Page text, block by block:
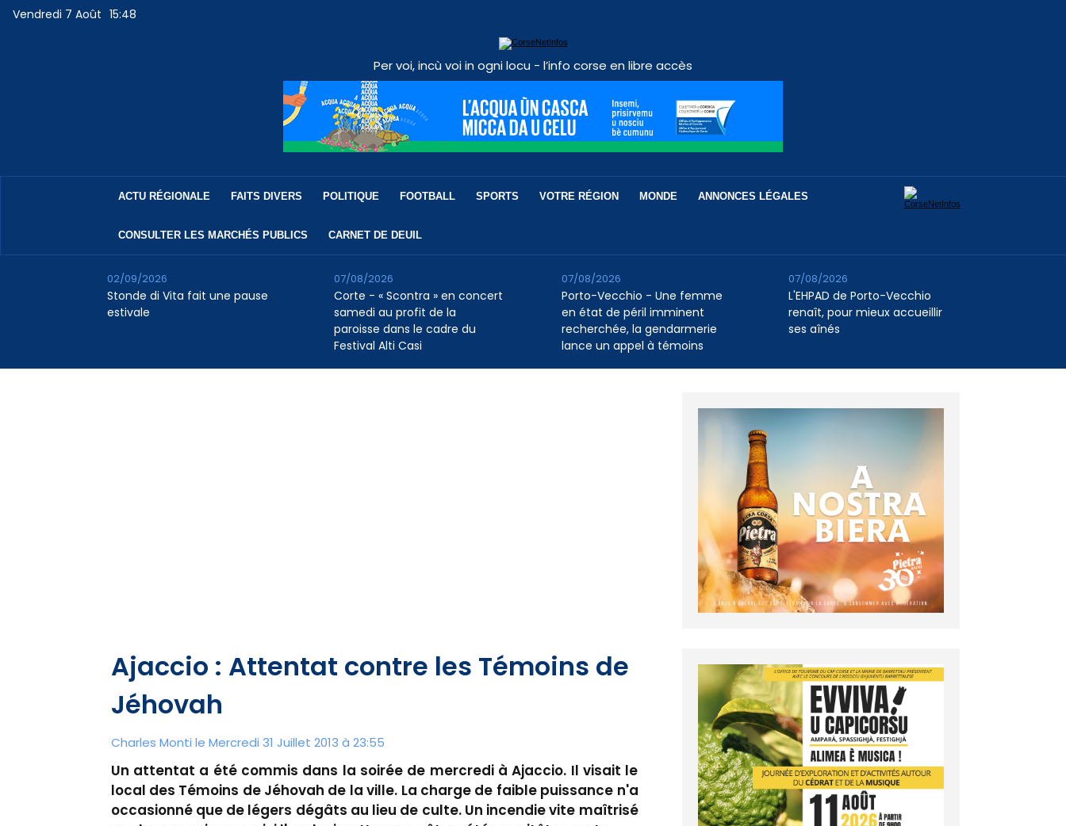
Vendredi 7 Août 15:48
Per voi, incù voi in ogni locu - l’info corse en libre accès
ACTU RÉGIONALE FAITS DIVERS POLITIQUE FOOTBALL SPORTS VOTRE RÉGION MONDE ANNONCES LÉGALES
CONSULTER LES MARCHÉS PUBLICS CARNET DE DEUIL
Stonde di Vita fait une pause
estivale
02/09/2026
Corte - « Scontra » en concert
samedi au profit de la
paroisse dans le cadre du
Festival Alti Casi
07/08/2026
Porto-Vecchio - Une femme
en état de péril imminent
recherchée, la gendarmerie
lance un appel à témoins
07/08/2026
L'EHPAD de Porto-Vecchio
renaît, pour mieux accueillir
ses aînés
07/08/2026
Ajaccio : Attentat contre les Témoins de
Jéhovah
Charles Monti le Mercredi 31 Juillet 2013 à 23:55
Un attentat a été commis dans la soirée de mercredi à Ajaccio. Il visait le
local des Témoins de Jéhovah de la ville. La charge de faible puissance n'a
occasionné que de légers dégâts au lieu de culte. Un incendie vite maîtrisé